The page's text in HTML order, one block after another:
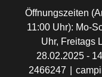
Öffnungszeiten
11:00 Uhr): Mo-
Uhr, Freitags
28.02.2025 -
2466247